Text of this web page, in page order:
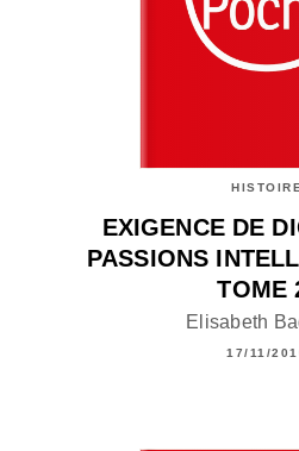
HISTOIRE
EXIGENCE DE
PASSIONS
TOME
Elisabeth
17/11/